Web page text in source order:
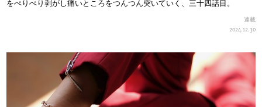
をぺりぺり剥がし痛いところをつんつん突いていく、三十四話目。
連載
2024.12.30